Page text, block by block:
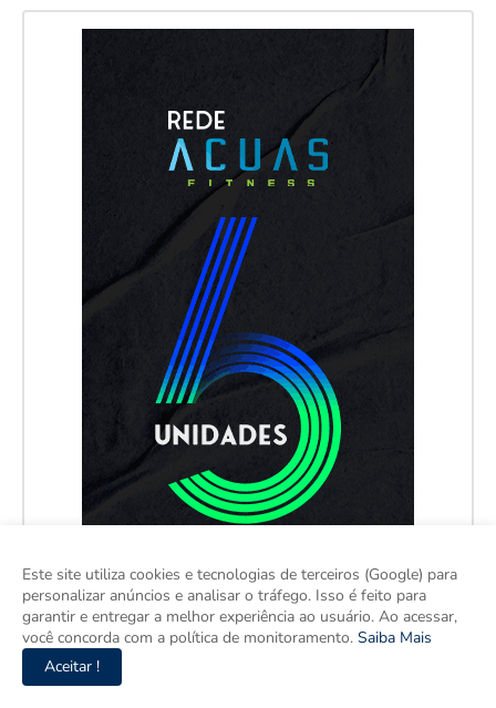
Este site utiliza cookies e tecnologias de terceiros (Google) para
personalizar anúncios e analisar o tráfego. Isso é feito para
garantir e entregar a melhor experiência ao usuário. Ao acessar,
você concorda com a política de monitoramento. Saiba Mais
Aceitar !